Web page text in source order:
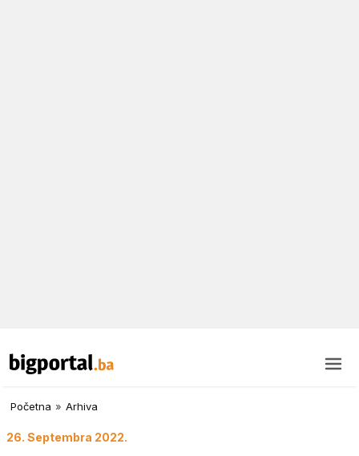
Početna » Arhiva
26. Septembra 2022.